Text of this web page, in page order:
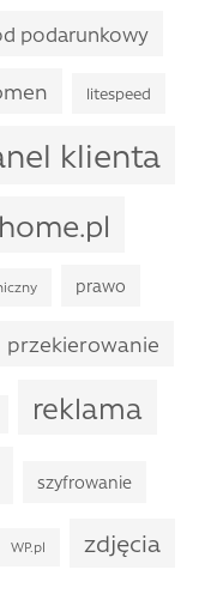
podarunkowy
litespeed
klienta
prawo
przekierowanie
reklama
szyfrowanie
WP.pl zdjęcia